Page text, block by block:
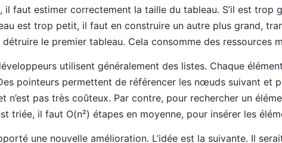
il faut estimer correctement la taille du tableau. S’il est trop
est trop petit, il faut en construire un autre plus grand,
détruire le premier tableau. Cela consomme des ressources
utilisent généralement des listes. Chaque
pointeurs permettent de référencer les nœuds suivant et
n’est pas très coûteux. Par contre, pour rechercher un
triée, il faut O(n²) étapes en moyenne, pour insérer les
une nouvelle amélioration. L’idée est la suivante. Il